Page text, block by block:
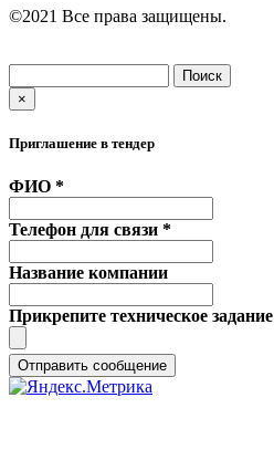
©2021 Все права защищены.
Форма поиска
×
Приглашение в тендер
ФИО *
Телефон для связи *
Название компании
Прикрепите техническое задание
Отправить сообщение